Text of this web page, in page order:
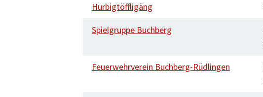
Hurbigtöffligäng
Spielgruppe Buchberg
Feuerwehrverein Buchberg-Rüdlingen